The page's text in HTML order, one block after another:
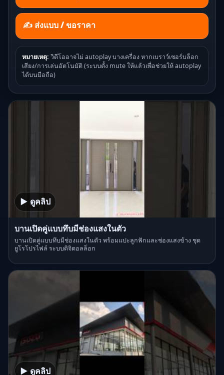
✍ ส่งแบบ / ขอราคา
หมายเหตุ: วิดีโออาจไม่ autoplay บางเครื่อง หากเบราว์เซอร์บล็อก
เสียง/การเล่นอัตโนมัติ (ระบบตั้ง mute ให้แล้วเพื่อช่วยให้ autoplay
ได้บนมือถือ)
▶ ดูคลิป
บานเปิดคู่แบบทึบมีช่องแสงในตัว
บานเปิดคู่แบบทึบมีช่องแสงในตัว พร้อมแปะลูกฟักและช่องแสงข้าง ชุด
ยูโรโปรไฟล์ ระบบดิจิตอลล็อก
▶ ดูคลิป